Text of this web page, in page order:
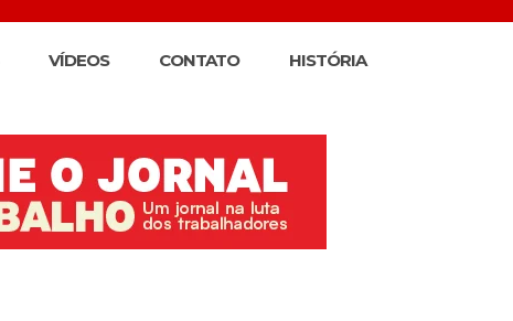
VÍDEOS CONTATO HISTÓRIA